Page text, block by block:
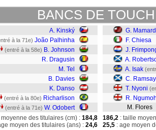
BANCS DE
A. Kinský
à la 71e) João Palhinha
(entré à la 58e) B. Johnson
R. Dragusin
M. Tel
B. Davies
K. Danso
(entré à la 80e) Richarlison
(entré à la 71e) W. Odobert
G.
F. Chiesa
J.
A.
A. Isak
C. Ramsay
T. Nyoni
R.
M. Flores
des titulaires (cm) : 184,8
moyen des titulaires (ans) : 24,6
186,2 : taille
25,5 : age moyen